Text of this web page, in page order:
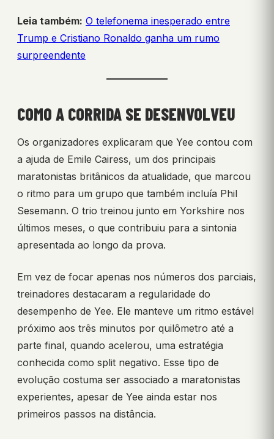
Leia também: O telefonema inesperado entre
Trump e Cristiano Ronaldo ganha um rumo
surpreendente
COMO A CORRIDA SE DESENVOLVEU
Os organizadores explicaram que Yee contou com
a ajuda de Emile Cairess, um dos principais
maratonistas britânicos da atualidade, que marcou
o ritmo para um grupo que também incluía Phil
Sesemann. O trio treinou junto em Yorkshire nos
últimos meses, o que contribuiu para a sintonia
apresentada ao longo da prova.
Em vez de focar apenas nos números dos parciais,
treinadores destacaram a regularidade do
desempenho de Yee. Ele manteve um ritmo estável
próximo aos três minutos por quilômetro até a
parte final, quando acelerou, uma estratégia
conhecida como split negativo. Esse tipo de
evolução costuma ser associado a maratonistas
experientes, apesar de Yee ainda estar nos
primeiros passos na distância.